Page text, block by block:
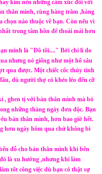
kìm nén những cảm xúc đối với
thân mình, cùng hàng trăm ,hàng
chọn nào thuộc về bạn. Còn nếu vì
trong tâm hồn để thoải mái hơn
mình là "Đồ tồi...." Bởi chỉ lí do
nhưng nó giống như một hố sâu
qua được. Một chiếc cốc thủy tinh
dù người thợ có khéo léo đến cỡ
, ghen tị với bản thân mình mà bỏ
những tháng ngày đơn độc. Bạn
bản thân mình, hơn bao giờ hết.
hơn ngày hôm qua chứ không bi
đỗ cho bản thân mình khi bến
là xu hướng ,nhưng khi làm
tốt công việc dù bạn có thật sự